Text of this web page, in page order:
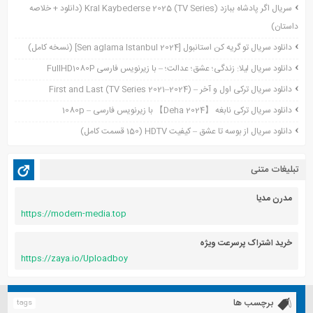
سپتامبر 2021
آگوست 2021
جولای 2021
ژوئن 2021
می 2021
آگوست 2020
سریال اگر پادشاه ببازد Kral Kaybederse 2025 (TV Series) (دانلود + خلاصه
داستان)
دانلود سریال تو گریه کن استانبول [Sen aglama Istanbul 2024] (نسخه کامل)
دانلود سریال لیلا: زندگی؛ عشق؛ عدالت؛ – با زیرنویس فارسی FullHD1080P
دانلود سریال ترکی اول و آخر – First and Last (TV Series 2021–2024)
دانلود سریال ترکی نابغه 【Deha 2024】 با زیرنویس فارسی – 1080p
دانلود سریال از بوسه تا عشق – کیفیت HDTV (150 قسمت کامل)
تبلیغات متنی
مدرن مدیا
https://modern-media.top
خرید اشتراک پرسرعت ویژه
https://zaya.io/Uploadboy
برچسب ها tags